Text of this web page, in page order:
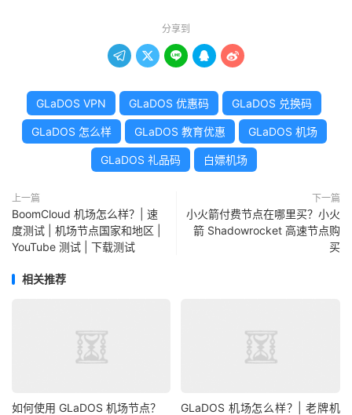
分享到
    
GLaDOS VPN GLaDOS 优惠码 GLaDOS 兑换码
GLaDOS 怎么样 GLaDOS 教育优惠 GLaDOS 机场
GLaDOS 礼品码 白嫖机场
上一篇
BoomCloud 机场怎么样？| 速
度测试 | 机场节点国家和地区 |
YouTube 测试 | 下载测试
下一篇
小火箭付费节点在哪里买？小火
箭 Shadowrocket 高速节点购
买
相关推荐
如何使用 GLaDOS 机场节点？
GLaDOS 机场怎么样？| 老牌机